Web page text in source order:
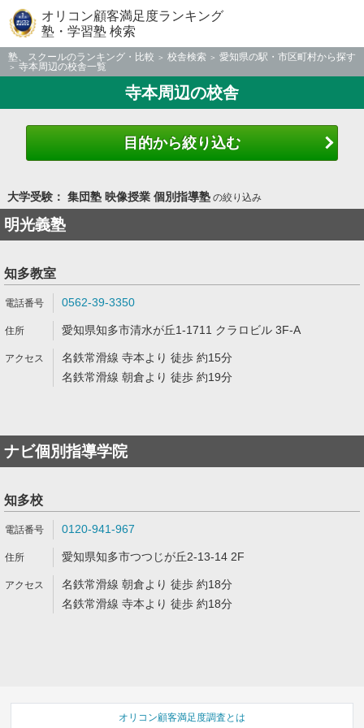
オリコン顧客満足度ランキング
塾・学習塾 検索
塾、スクールのランキング・比較 校舎検索
愛知県の駅・市区町村から探す
寺本周辺の校舎一覧
寺本周辺の校舎
目的から絞り込む
大学受験： 集団塾 映像授業 個別指導塾の絞り込み
明光義塾
知多教室
0562-39-3350
愛知県知多市清水が丘1-1711 クラロビル 3F-A
名鉄常滑線 寺本より 徒歩 約15分
名鉄常滑線 朝倉より 徒歩 約19分
ナビ個別指導学院
知多校
0120-941-967
愛知県知多市つつじが丘2-13-14 2F
名鉄常滑線 朝倉より 徒歩 約18分
名鉄常滑線 寺本より 徒歩 約18分
オリコン顧客満足度調査とは